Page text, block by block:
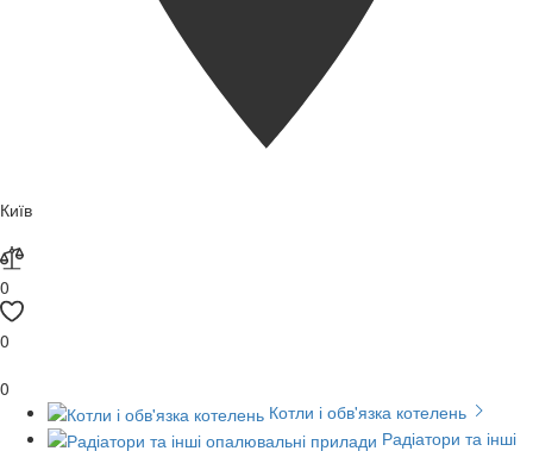
Київ
0
0
0
Котли і обв'язка котелень
Радіатори та інші